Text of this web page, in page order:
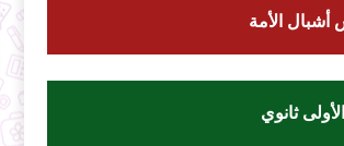
أشبال الأمة
ثانوي